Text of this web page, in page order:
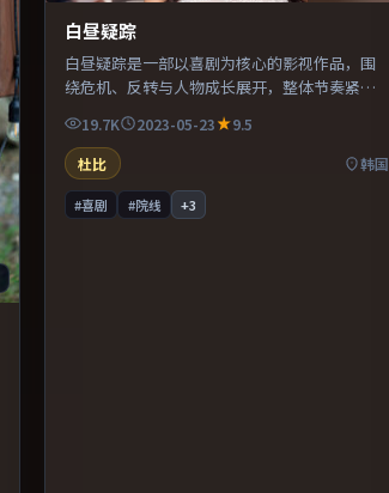
白昼疑踪
白昼疑踪是一部以喜剧为核心的影视作品，围
绕危机、反转与人物成长展开，整体节奏紧
凑，值得推荐观看。
19.7K 2023-05-23
9.5
杜比
韩国
#喜剧 #院线 +3